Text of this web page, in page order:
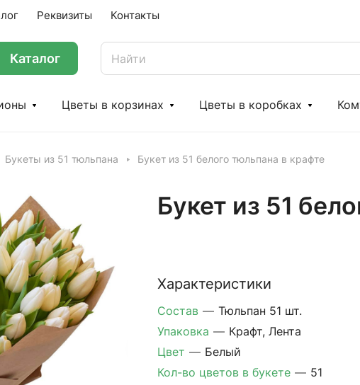
Реквизиты Контакты
Каталог
Цветы в корзинах Цветы в коробках
Букеты из 51 тюльпана Букет из 51 белого тюльпана в крафте
Букет из 51
Характеристики
Состав — Тюльпан 51 шт.
Упаковка — Крафт, Лента
Цвет — Белый
Кол-во цветов в букете — 51